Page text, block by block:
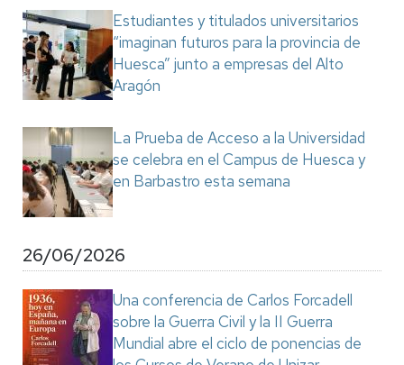
Estudiantes y titulados universitarios
“imaginan futuros para la provincia de
Huesca” junto a empresas del Alto
Aragón
La Prueba de Acceso a la Universidad
se celebra en el Campus de Huesca y
en Barbastro esta semana
26/06/2026
Una conferencia de Carlos Forcadell
sobre la Guerra Civil y la II Guerra
Mundial abre el ciclo de ponencias de